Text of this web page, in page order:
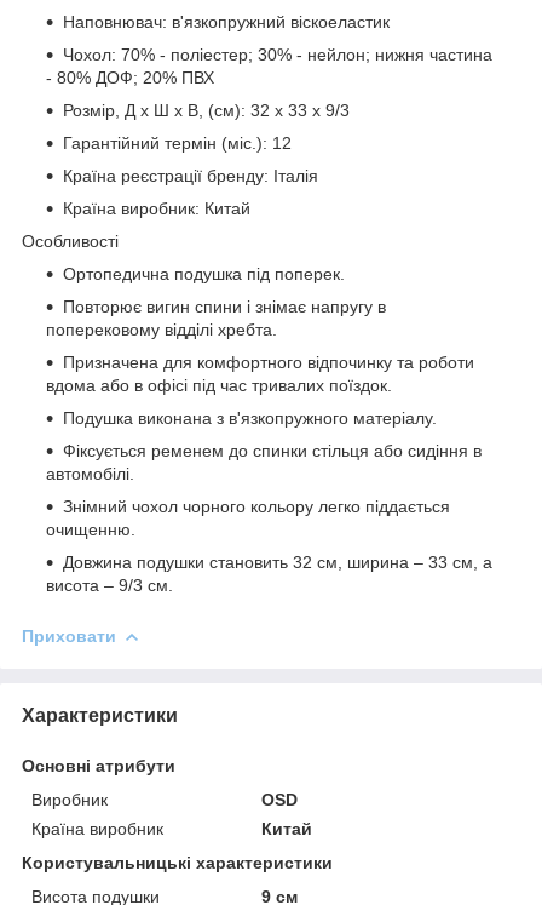
Наповнювач: в'язкопружний віскоеластик
Чохол: 70% - поліестер; 30% - нейлон; нижня частина
- 80% ДОФ; 20% ПВХ
Розмір, Д х Ш х В, (см): 32 х 33 х 9/3
Гарантійний термін (міс.): 12
Країна реєстрації бренду: Італія
Країна виробник: Китай
Особливості
Ортопедична подушка під поперек.
Повторює вигин спини і знімає напругу в
поперековому відділі хребта.
Призначена для комфортного відпочинку та роботи
вдома або в офісі під час тривалих поїздок.
Подушка виконана з в'язкопружного матеріалу.
Фіксується ременем до спинки стільця або сидіння в
автомобілі.
Знімний чохол чорного кольору легко піддається
очищенню.
Довжина подушки становить 32 см, ширина – 33 см, а
висота – 9/3 см.
Приховати
Характеристики
Основні атрибути
Виробник
ОSD
Країна виробник
Китай
Користувальницькі характеристики
Висота подушки
9 см